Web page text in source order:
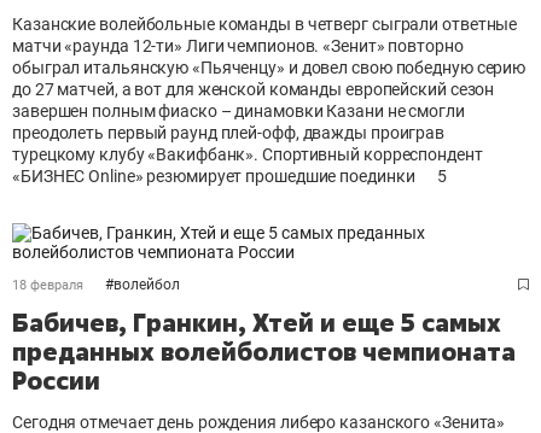
Казанские волейбольные команды в четверг сыграли ответные
матчи «раунда 12-ти» Лиги чемпионов. «Зенит» повторно
обыграл итальянскую «Пьяченцу» и довел свою победную серию
до 27 матчей, а вот для женской команды европейский сезон
завершен полным фиаско – динамовки Казани не смогли
преодолеть первый раунд плей-офф, дважды проиграв
турецкому клубу «Вакифбанк». Спортивный корреспондент
«БИЗНЕС Online» резюмирует прошедшие поединки
5
18 февраля #волейбол
Бабичев, Гранкин, Хтей и еще 5 самых
преданных волейболистов чемпионата
России
Сегодня отмечает день рождения либеро казанского «Зенита»